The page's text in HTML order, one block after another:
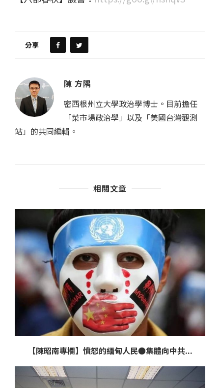
分享
陳 方隅
密西根州立大學政治學博士。目前擔任
「菜市場政治學」以及「美國台灣觀測
站」的共同編輯。
相關文章
【陳昭南專欄】憤怒的緬甸人民●集體向中共...